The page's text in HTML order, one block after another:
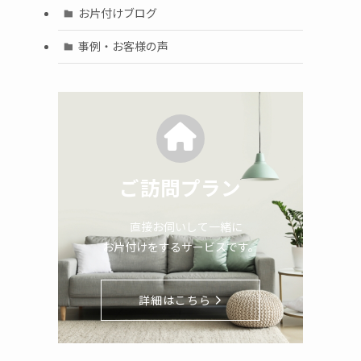
お片付けブログ
事例・お客様の声
ご訪問プラン
直接お伺いして一緒に
お片付けをするサービスです。
詳細はこちら